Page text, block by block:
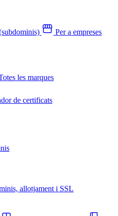
Per a empreses
les marques
de certificats
allotjament i SSL